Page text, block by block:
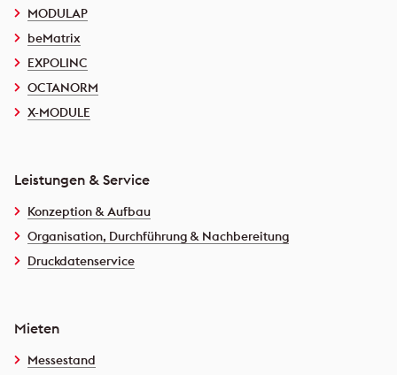
MODULAP
beMatrix
EXPOLINC
OCTANORM
X-MODULE
Leistungen & Service
Konzeption & Aufbau
Organisation, Durchführung & Nachbereitung
Druckdatenservice
Mieten
Messestand